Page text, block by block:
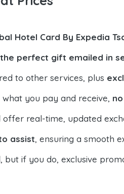
Hotel Card By Expedia
perfect gift emailed in
to other services, plus
you pay and receive,
offer real-time, updated
assist, ensuring a smooth
if you do, exclusive